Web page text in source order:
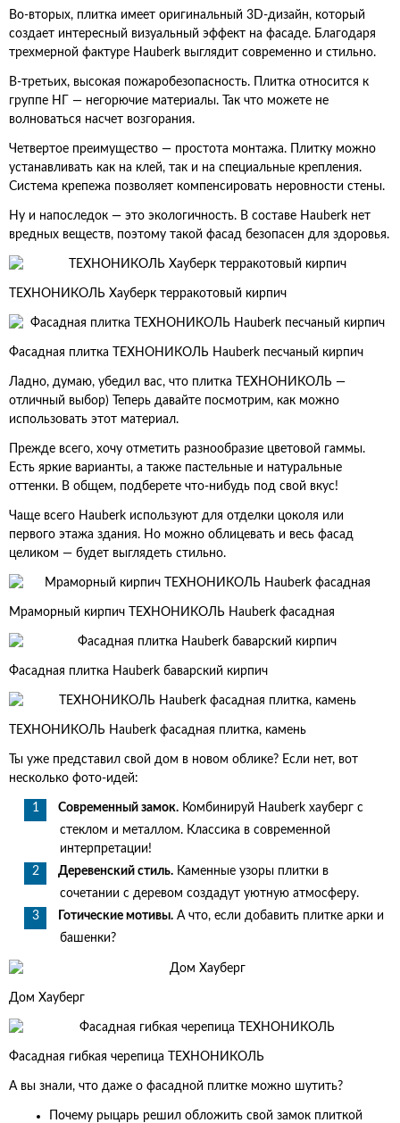
Во-вторых, плитка имеет оригинальный 3D-дизайн, который
создает интересный визуальный эффект на фасаде. Благодаря
трехмерной фактуре Hauberk выглядит современно и стильно.
В-третьих, высокая пожаробезопасность. Плитка относится к
группе НГ — негорючие материалы. Так что можете не
волноваться насчет возгорания.
Четвертое преимущество — простота монтажа. Плитку можно
устанавливать как на клей, так и на специальные крепления.
Система крепежа позволяет компенсировать неровности стены.
Ну и напоследок — это экологичность. В составе Hauberk нет
вредных веществ, поэтому такой фасад безопасен для здоровья.
ТЕХНОНИКОЛЬ Хауберк терракотовый кирпич
Фасадная плитка ТЕХНОНИКОЛЬ Hauberk песчаный кирпич
Ладно, думаю, убедил вас, что плитка ТЕХНОНИКОЛЬ —
отличный выбор) Теперь давайте посмотрим, как можно
использовать этот материал.
Прежде всего, хочу отметить разнообразие цветовой гаммы.
Есть яркие варианты, а также пастельные и натуральные
оттенки. В общем, подберете что-нибудь под свой вкус!
Чаще всего Hauberk используют для отделки цоколя или
первого этажа здания. Но можно облицевать и весь фасад
целиком — будет выглядеть стильно.
Мраморный кирпич ТЕХНОНИКОЛЬ Hauberk фасадная
Фасадная плитка Hauberk баварский кирпич
ТЕХНОНИКОЛЬ Hauberk фасадная плитка, камень
Ты уже представил свой дом в новом облике? Если нет, вот
несколько фото-идей:
Современный замок. Комбинируй Hauberk хауберг с
стеклом и металлом. Классика в современной
интерпретации!
Деревенский стиль. Каменные узоры плитки в
сочетании с деревом создадут уютную атмосферу.
Готические мотивы. А что, если добавить плитке арки и
башенки?
Дом Хауберг
Фасадная гибкая черепица ТЕХНОНИКОЛЬ
А вы знали, что даже о фасадной плитке можно шутить?
Почему рыцарь решил обложить свой замок плиткой